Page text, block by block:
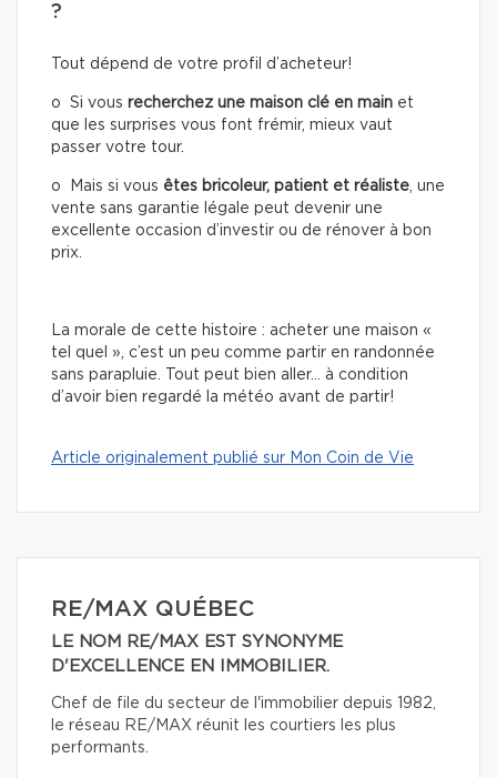
?
Tout dépend de votre profil d’acheteur!
o Si vous recherchez une maison clé en main et
que les surprises vous font frémir, mieux vaut
passer votre tour.
o Mais si vous êtes bricoleur, patient et réaliste, une
vente sans garantie légale peut devenir une
excellente occasion d’investir ou de rénover à bon
prix.
La morale de cette histoire : acheter une maison «
tel quel », c’est un peu comme partir en randonnée
sans parapluie. Tout peut bien aller… à condition
d’avoir bien regardé la météo avant de partir!
Article originalement publié sur Mon Coin de Vie
RE/MAX QUÉBEC
LE NOM RE/MAX EST SYNONYME
D'EXCELLENCE EN IMMOBILIER.
Chef de file du secteur de l'immobilier depuis 1982,
le réseau RE/MAX réunit les courtiers les plus
performants.